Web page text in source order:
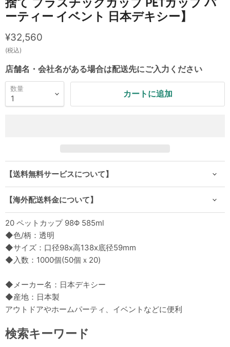
ーティー イベント 日本デキシー】
現在の価格
¥32,560
(税込)
店舗名・会社名がある場合は配送先にご入力ください
数量
カートに追加
【送料無料サービスについて】
【海外配送料金について】
20 ペットカップ 98Φ 585ml
◆色/柄：透明
◆サイズ：口径98x高138x底径59mm
◆入数：1000個(50個ｘ20)
◆メーカー名：日本デキシー
◆産地：日本製
アウトドアやホームパーティ、イベントなどに便利
検索キーワード